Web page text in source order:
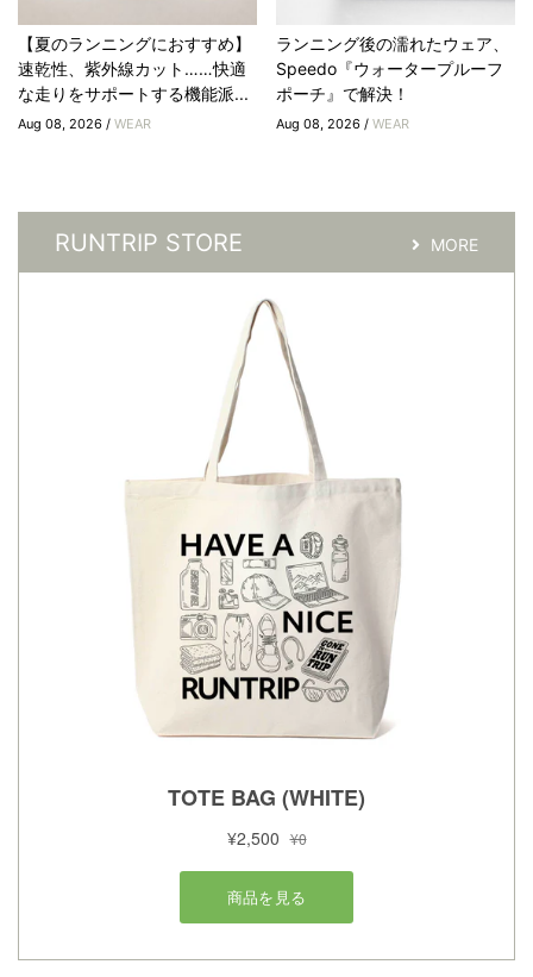
【夏のランニングにおすすめ】
速乾性、紫外線カット……快適
な走りをサポートする機能派...
Aug 08, 2026 / WEAR
ランニング後の濡れたウェア、
Speedo『ウォータープルーフ
ポーチ』で解決！
Aug 08, 2026 /WEAR
RUNTRIP STORE MORE